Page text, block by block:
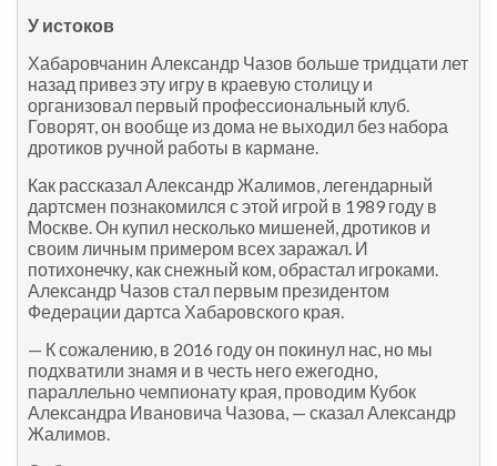
У истоков
Хабаровчанин Александр Чазов больше тридцати лет
назад привез эту игру в краевую столицу и
организовал первый профессиональный клуб.
Говорят, он вообще из дома не выходил без набора
дротиков ручной работы в кармане.
Как рассказал Александр Жалимов, легендарный
дартсмен познакомился с этой игрой в 1989 году в
Москве. Он купил несколько мишеней, дротиков и
своим личным примером всех заражал. И
потихонечку, как снежный ком, обрастал игроками.
Александр Чазов стал первым президентом
Федерации дартса Хабаровского края.
— К сожалению, в 2016 году он покинул нас, но мы
подхватили знамя и в честь него ежегодно,
параллельно чемпионату края, проводим Кубок
Александра Ивановича Чазова, — сказал Александр
Жалимов.